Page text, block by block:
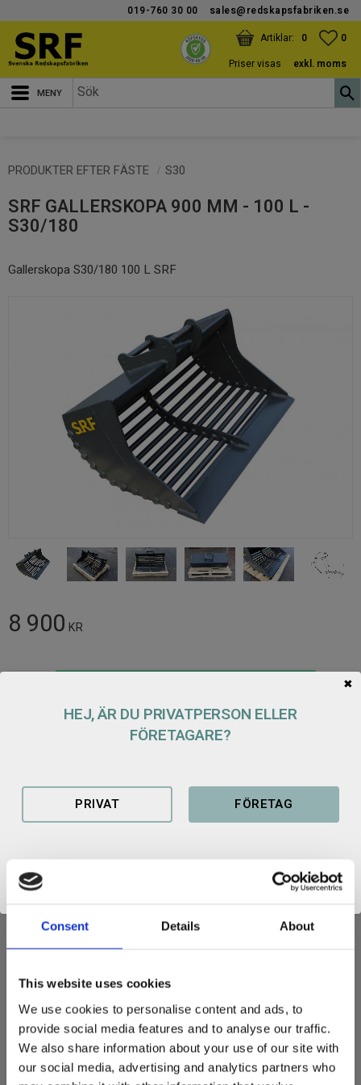
Consent Details About
This website uses cookies
We use cookies to personalise content and ads, to
provide social media features and to analyse our traffic.
We also share information about your use of our site with
our social media, advertising and analytics partners who
Meny
019-760 30 00 sales@redskapsfabriken.se
0
KUNDVAGN
ANTAL PRODUKTER:
0
Priser visas
exkl. moms
PRODUKTER EFTER FÄSTE S30
SRF GALLERSKOPA 900 MM - 100 L -
S30/180
Gallerskopa S30/180 100 L SRF
8 900 KR
Slutsåld - snart i lager
Produktblad gallerskopa grävmaskin SRF
Våran gallerskopa även kallad sorteringsskopa. Perfekt till dig
som vill tex. sortera ut olika storlekar på stenar.
Fäste: S30/180
Bredd: 900 mm
Volym: 100 liter
HEJ, ÄR DU PRIVATPERSON ELLER
FÖRETAGARE?
PRIVAT FÖRETAG
✖